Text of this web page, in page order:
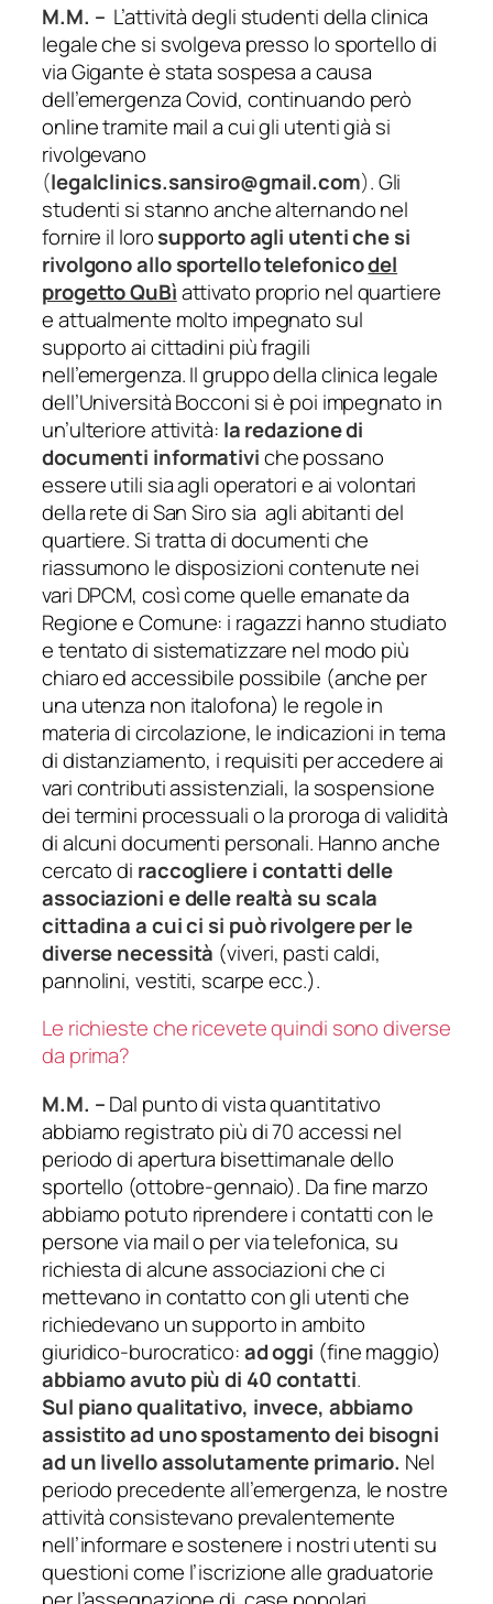
M.M. – L’attività degli studenti della clinica
legale che si svolgeva presso lo sportello di
via Gigante è stata sospesa a causa
dell’emergenza Covid, continuando però
onlinetramite maila cui gli utenti già si
rivolgevano
(legalclinics.sansiro@gmail.com). Gli
studenti si stanno anche alternando nel
fornire il lorosupporto agli utenti che si
rivolgono allo sportello telefonicodel
progetto QuBìattivato proprio nel quartiere
e attualmente molto impegnato sul
supporto ai cittadini più fragili
nell’emergenza. Il gruppo della clinica legale
dell’Università Bocconi si è poi impegnato in
un’ulteriore attività: la redazione di
documenti informativiche possano
essere utili sia agli operatori e ai volontari
della rete di San Siro sia agli abitanti del
quartiere. Si tratta di documenti che
riassumono le disposizioni contenute nei
vari DPCM, così come quelle emanate da
Regione e Comune: i ragazzi hanno studiato
e tentato di sistematizzare nel modo più
chiaro ed accessibile possibile (anche per
una utenza non italofona) le regole in
materia di circolazione, le indicazioni in tema
di distanziamento, i requisiti per accedere ai
vari contributi assistenziali, la sospensione
dei termini processuali o la proroga di validità
di alcuni documenti personali. Hanno anche
cercato di raccogliere i contatti delle
associazioni e delle realtà su scala
cittadina a cui ci si può rivolgere per le
diverse necessità (viveri, pasti caldi,
pannolini, vestiti, scarpe ecc.).
Le richieste che ricevete quindi sono diverse
da prima?
M.M. –Dal punto di vista quantitativo
abbiamo registrato più di 70 accessi nel
periodo di apertura bisettimanale dello
sportello (ottobre-gennaio). Da fine marzo
abbiamo potuto riprendere i contatti con le
persone via mailo per via telefonica, su
richiesta di alcune associazioni che ci
mettevano in contatto con gli utenti che
richiedevano un supporto in ambito
giuridico-burocratico:ad oggi (fine maggio)
abbiamo avuto più di 40 contatti.
Sul piano qualitativo, invece, abbiamo
assistito ad uno spostamento dei bisogni
ad un livello assolutamente primario. Nel
periodo precedente all’emergenza, le nostre
attività consistevano prevalentemente
nell’informare e sostenere i nostri utenti su
questioni come l’iscrizione alle graduatorie